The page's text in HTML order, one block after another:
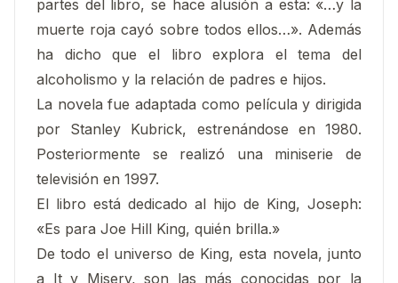
partes del libro, se hace alusión a esta: «…y la
muerte roja cayó sobre todos ellos…». Además
ha dicho que el libro explora el tema del
alcoholismo y la relación de padres e hijos.
La novela fue adaptada como película y dirigida
por Stanley Kubrick, estrenándose en 1980.
Posteriormente se realizó una miniserie de
televisión en 1997.
El libro está dedicado al hijo de King, Joseph:
«Es para Joe Hill King, quién brilla.»
De todo el universo de King, esta novela, junto
a It y Misery, son las más conocidas por la